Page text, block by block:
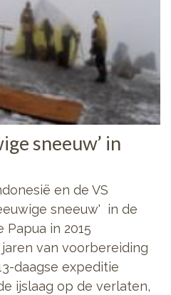
sneeuw’ in
en de VS
sneeuw' in de
in 2015
van voorbereiding
daagse expeditie
ijslaag op de verlaten,